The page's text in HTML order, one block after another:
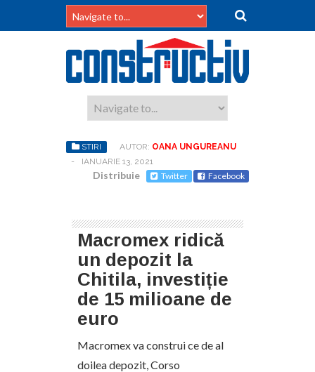
STIRI AUTOR: OANA UNGUREANU
-
IANUARIE 13, 2021
Distribuie Twitter Facebook
Macromex ridică
un depozit la
Chitila, investiție
de 15 milioane de
euro
Macromex va construi ce de al
doilea depozit, Corso